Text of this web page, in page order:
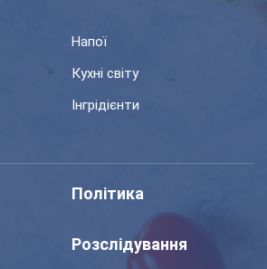
Напої
Кухні світу
Інгрідієнти
Політика
Розслідування